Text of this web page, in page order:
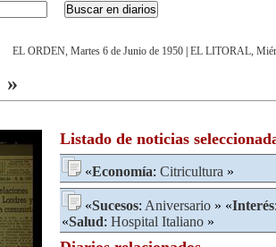
EL ORDEN, Martes 6 de Junio de 1950 EL LITORAL,
»
Listado de noticias
«Economía: Citricultura »
«Sucesos: Aniversario » «Interés:
«Salud: Hospital Italiano »